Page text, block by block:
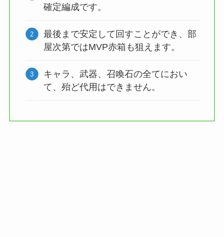
確定編成です。
最後まで安定して回すことができ、部
屋次第ではMVP赤箱も狙えます。
キャラ、武器、召喚石の全てにおい
て、殆ど代用はできません。